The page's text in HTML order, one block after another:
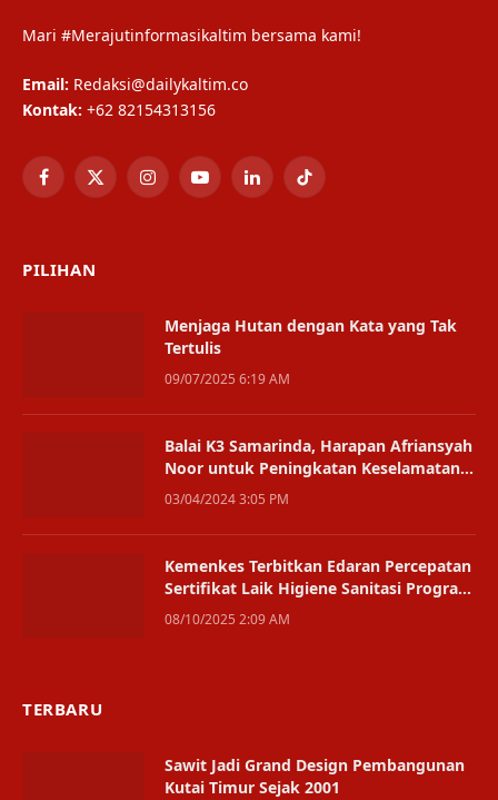
Mari #Merajutinformasikaltim bersama kami!
Email: Redaksi@dailykaltim.co
Kontak: +62 82154313156
Facebook
X
InstagramYouTubeLinkedInTikTok
PILIHAN
Menjaga Hutan dengan Kata yang Tak
Tertulis
09/07/2025 6:19 AM
Balai K3 Samarinda, Harapan Afriansyah
Noor untuk Peningkatan Keselamatan
Kerja
03/04/2024 3:05 PM
Kemenkes Terbitkan Edaran Percepatan
Sertifikat Laik Higiene Sanitasi Program
MBG
08/10/2025 2:09 AM
TERBARU
Sawit Jadi Grand Design Pembangunan
Kutai Timur Sejak 2001